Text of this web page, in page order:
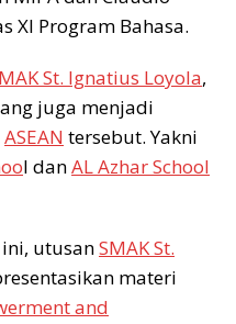
XI Program Bahasa.
St. Ignatius Loyola,
juga menjadi
ASEAN tersebut. Yakni
l danAL Azhar School
utusanSMAK St.
materi
and